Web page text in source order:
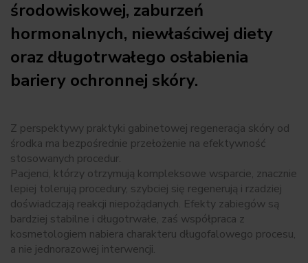
środowiskowej, zaburzeń
hormonalnych, niewłaściwej diety
oraz długotrwałego osłabienia
bariery ochronnej skóry.
Z perspektywy praktyki gabinetowej regeneracja skóry od
środka ma bezpośrednie przełożenie na efektywność
stosowanych procedur.
Pacjenci, którzy otrzymują kompleksowe wsparcie, znacznie
lepiej tolerują procedury, szybciej się regenerują i rzadziej
doświadczają reakcji niepożądanych. Efekty zabiegów są
bardziej stabilne i długotrwałe, zaś współpraca z
kosmetologiem nabiera charakteru długofalowego procesu,
a nie jednorazowej interwencji.